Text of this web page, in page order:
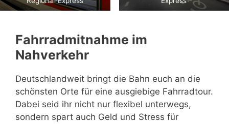
Fahrradmitnahme im
Nahverkehr
Deutschlandweit bringt die Bahn euch an die
schönsten Orte für eine ausgiebige Fahrradtour.
Dabei seid ihr nicht nur flexibel unterwegs,
sondern spart auch Geld und Stress für